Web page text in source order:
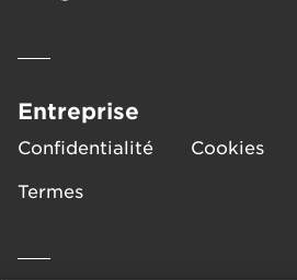
Entreprise
Confidentialité
Cookies
Termes